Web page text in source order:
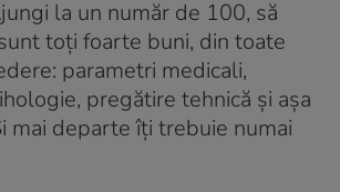
la un număr de 100, să
toți foarte buni, din toate
parametri medicali,
pregătire tehnică și așa
mai departe îți trebuie numai